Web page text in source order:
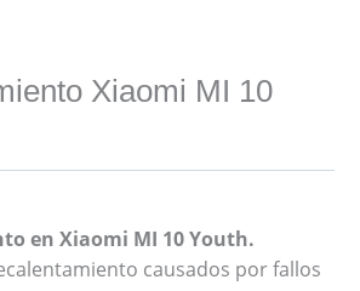
Xiaomi MI 10
en Xiaomi MI 10 Youth.
causados por fallos